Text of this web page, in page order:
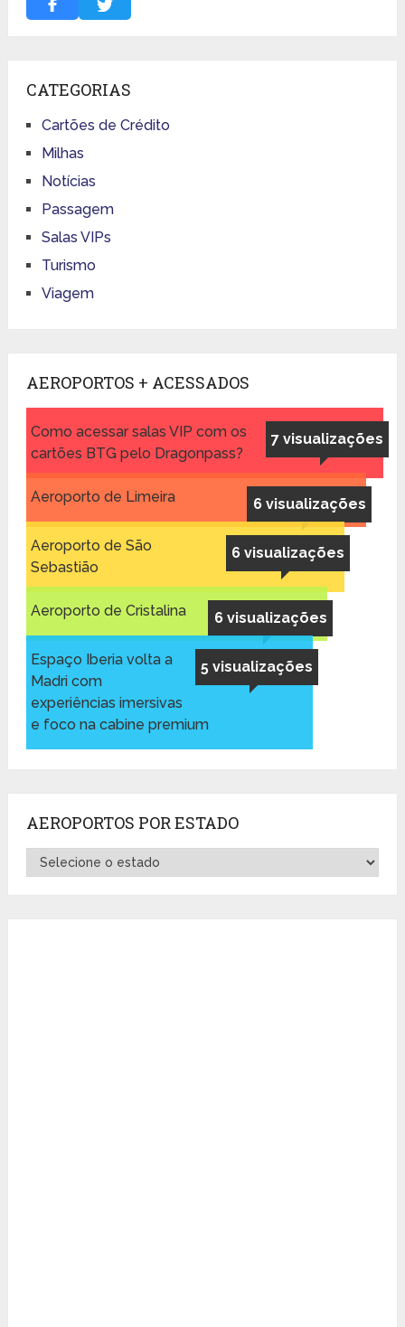
CATEGORIAS
Cartões de Crédito
Milhas
Notícias
Passagem
Salas VIPs
Turismo
Viagem
AEROPORTOS + ACESSADOS
7 visualizações
Como acessar salas VIP com os
cartões BTG pelo Dragonpass?
6 visualizações
Aeroporto de Limeira
6 visualizações
Aeroporto de São
Sebastião
6 visualizações
Aeroporto de Cristalina
5 visualizações
Espaço Iberia volta a
Madri com
experiências imersivas
e foco na cabine premium
AEROPORTOS POR ESTADO
Aeroportos
por